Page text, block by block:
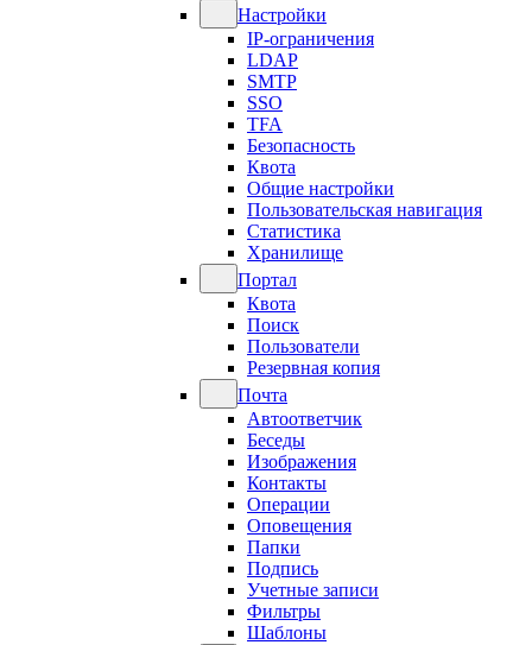
Настройки
IP-ограничения
LDAP
SMTP
SSO
TFA
Безопасность
Квота
Общие настройки
Пользовательская навигация
Статистика
Хранилище
Портал
Квота
Поиск
Пользователи
Резервная копия
Почта
Автоответчик
Беседы
Изображения
Контакты
Операции
Оповещения
Папки
Подпись
Учетные записи
Фильтры
Шаблоны